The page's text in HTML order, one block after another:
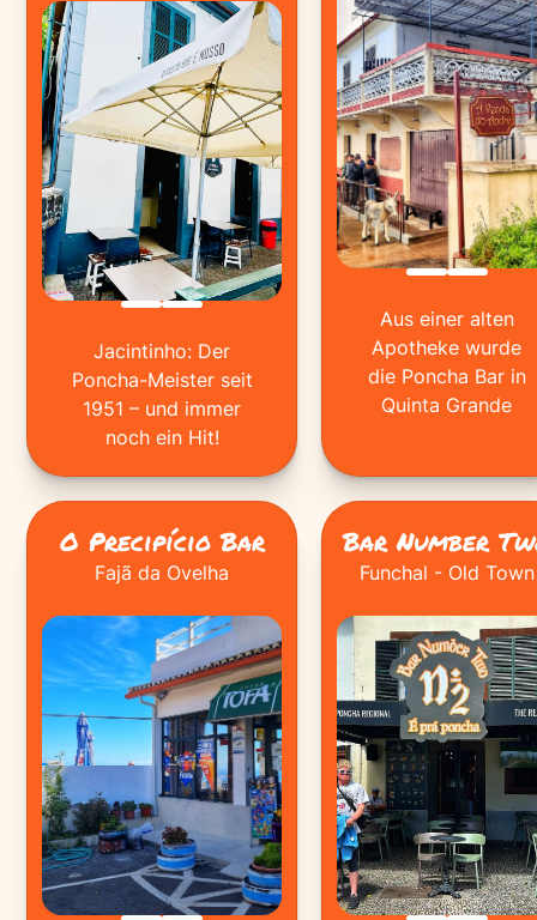
Jacintinho: Der
Poncha-Meister seit
1951 – und immer
noch ein Hit!
Aus einer alten
Apotheke wurde
die Poncha Bar in
Quinta Grande
O Precipício Bar
Fajã da Ovelha
Bar Number
Funchal - Old Town